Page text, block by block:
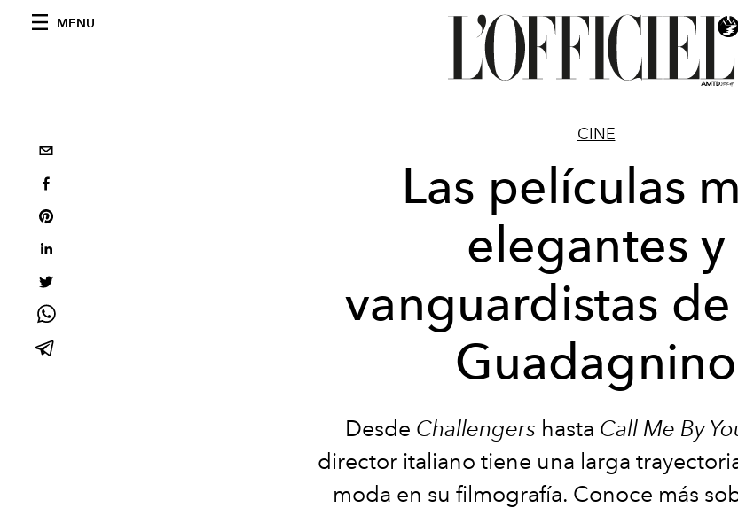
MENU
CINE
Las películas
elegantes y
vanguardistas de
Guadagnino
Desde Challengers hasta Call Me By
director italiano tiene una larga
moda en su filmografía. Conoce más